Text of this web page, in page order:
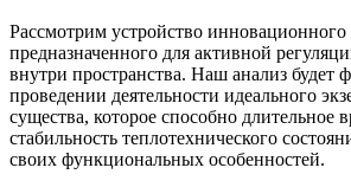
Рассмотрим устройство инновационного
предназначенного для активной
внутри пространства. Наш анализ будет
проведении деятельности идеального
существа, которое способно длительное
стабильность теплотехнического
своих функциональных особенностей.